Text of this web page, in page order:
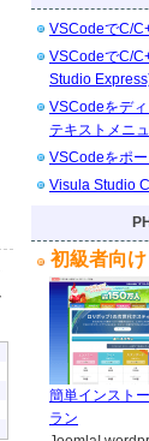
VSCodeでC/
VSCodeでC/
Studio
VSCodeをデ
テキストメニ
VSCodeをポ
Visula Studio
初級者向け
簡単インスト
ラン